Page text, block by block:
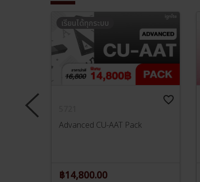
favorite_border favorite_border
Advanced CU-AAT Pack
เรียนได้ทุกระบบ
฿14,800.00